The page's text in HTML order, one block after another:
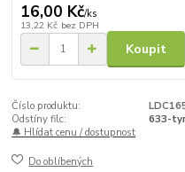
16,00 Kč/ks
13,22 Kč bez DPH
Koupit
Číslo produktu:
Odstíny filc:
633-
🔔 Hlídat cenu / dostupnost
Do oblíbených